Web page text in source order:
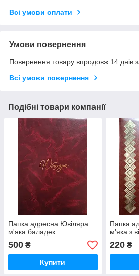
Всі умови оплати
Умови повернення
Повернення товару впродовж 14 днів
Всі умови повернення
Подібні товари компанії
Папка адресна Ювіляра
м'яка баладек
500 ₴
Купити
Папка
м'яка з
220₴